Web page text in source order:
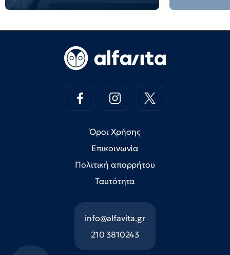
Όροι Χρήσης
Επικοινωνία
Πολιτική απορρήτου
Ταυτότητα
info@alfavita.gr
210 3810243